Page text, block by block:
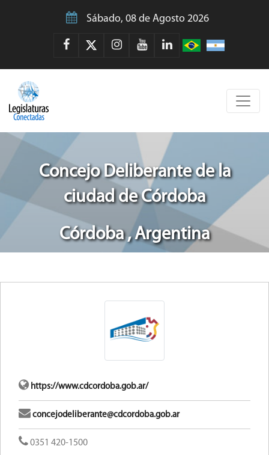
Sábado, 08 de Agosto 2026
Concejo Deliberante de la
ciudad de Córdoba
Córdoba , Argentina
https://www.cdcordoba.gob.ar/
concejodeliberante@cdcordoba.gob.ar
0351 420-1500